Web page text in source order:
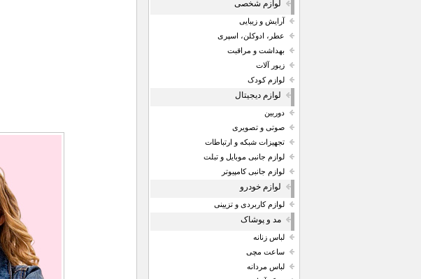
لوازم شخصی
آرایش و زیبایی
عطر، ادوکلن، اسپری
بهداشت و مراقبت
زیور آلات
لوازم کودک
لوازم دیجیتال
دوربین
صوتی و تصویری
تجهیزات شبکه و ارتباطات
لوازم جانبی موبایل و تبلت
لوازم جانبی کامپیوتر
لوازم خودرو
لوازم کاربردی و تزیینی
مد و پوشاک
لباس زنانه
ساعت مچی
لباس مردانه